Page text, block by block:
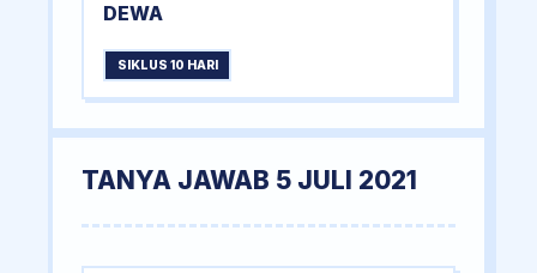
DEWA
SIKLUS 10 HARI
TANYA JAWAB 5 JULI 2021